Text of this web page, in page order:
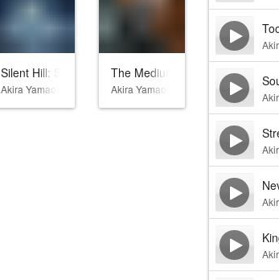
Silent Hill: Shattered Memories
Akira Yamaoka
The Medium
Akira Yamaoka